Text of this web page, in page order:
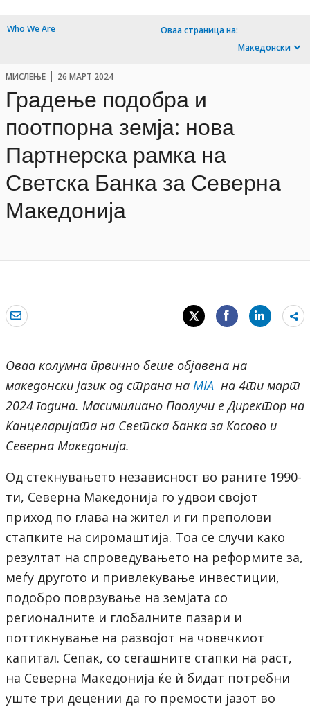
Who We Are
Оваа страница на:
Македонски
МИСЛЕЊЕ 26 МАРТ 2024
Градење подобра и
поотпорна земја: нова
Партнерска рамка на
Светска Банка за Северна
Македонија
Оваа колумна првично беше објавена на
македонски јазик од страна на MIA на 4ти март
2024 година. Масимилиано Паолучи е Директор на
Канцеларијата на Светска банка за Косово и
Северна Македонија.
Од стекнувањето независност во раните 1990-
ти, Северна Македонија го удвои својот
приход по глава на жител и ги преполови
стапките на сиромаштија. Тоа се случи како
резултат на спроведувањето на реформите за,
меѓу другото и привлекување инвестиции,
подобро поврзување на земјата со
регионалните и глобалните пазари и
поттикнување на развојот на човечкиот
капитал. Сепак, со сегашните стапки на раст,
на Северна Македонија ќе ѝ бидат потребни
уште три децении да го премости јазот во